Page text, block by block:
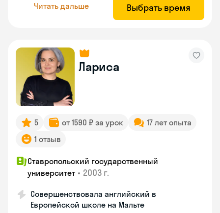
Читать дальше Выбрать время
Лариса
5 от 1590 ₽ за урок
17 лет опыта
1 отзыв
Ставропольский государственный
университет • 2003 г.
Совершенствовала английский в
Европейской школе на Мальте